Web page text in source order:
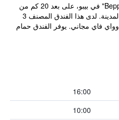
يقع مكان إقامة "Beppu Station Hotel" في بيبو، على بعد 20 كم من
ملعب أويتا، ويتميز بإطلالات على المدينة. لدى هذا الفندق المصنف 3
فاي مجاني. يوفر الفندق حمام
16:00
10:00